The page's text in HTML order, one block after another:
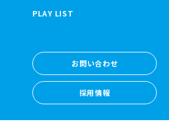
PLAY LIST
お問い合わせ
お問い合わせ
採用情報